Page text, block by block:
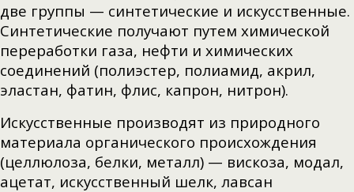
две группы — синтетические и искусственные.
Синтетические получают путем химической
переработки газа, нефти и химических
соединений (полиэстер, полиамид, акрил,
эластан, фатин, флис, капрон, нитрон).
Искусственные производят из природного
материала органического происхождения
(целлюлоза, белки, металл) — вискоза, модал,
ацетат, искусственный шелк, лавсан